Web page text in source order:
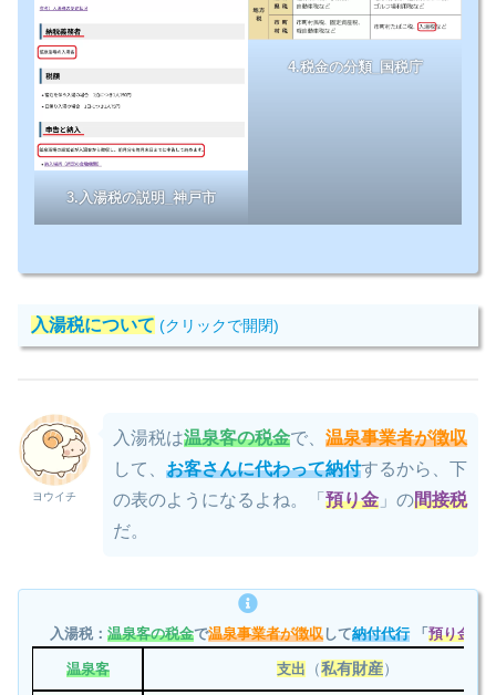
3.入湯税の説明_神戸市
4.税金の分類_国税庁
入湯税について (クリックで開閉)
ヨウイチ
入湯税は温泉客の税金で、 温泉事業者が徴収
して、 お客さんに代わって納付するから、下
の表のようになるよね。「 預り金」の間接税
だ。
入湯税： 温泉客の税金で温泉事業者が徴収 して納付代行 「 預り金
温泉客 支出 （私有財産）